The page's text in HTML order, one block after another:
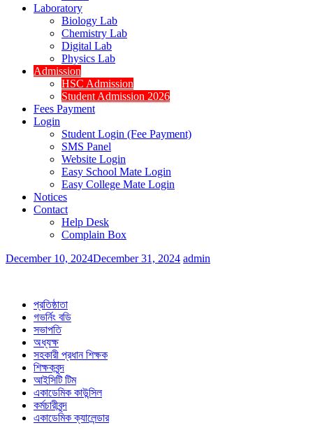
Laboratory
Biology Lab
Chemistry Lab
Digital Lab
Physics Lab
Admission
HSC Admission
Student Admission 2026
Fees Payment
Login
Student Login (Fee Payment)
SMS Panel
Website Login
Easy School Mate Login
Easy College Mate Login
Notices
Contact
Help Desk
Complain Box
December 10, 2024December 31, 2024 admin
প্রতিষ্ঠাতা
গভর্নিং বডি
সভাপতি
অধ্যক্ষ
সহকারী প্রধান শিক্ষক
শিক্ষকবৃন্দ
আইসিটি টিম
একাডেমিক কাউন্সিল
কর্মচারীবৃন্দ
একাডেমিক ক্যালেন্ডার